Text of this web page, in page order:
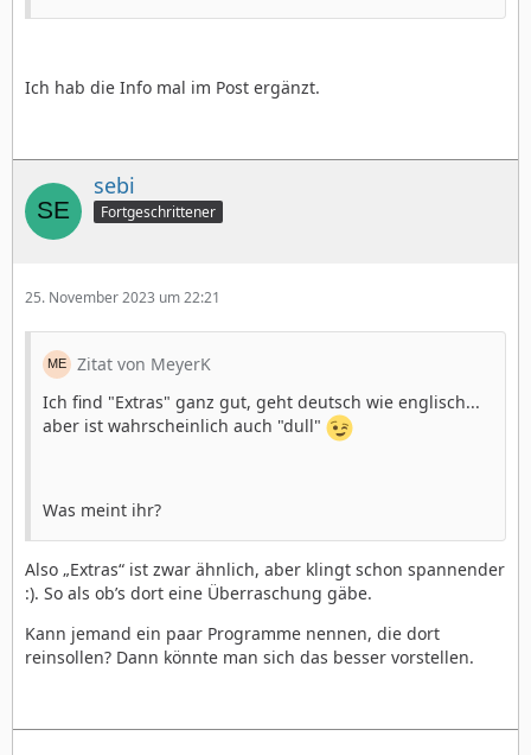
Ich hab die Info mal im Post ergänzt.
sebi
Fortgeschrittener
25. November 2023 um 22:21
Zitat von MeyerK
Ich find "Extras" ganz gut, geht deutsch wie englisch...
aber ist wahrscheinlich auch "dull"
Was meint ihr?
Also „Extras“ ist zwar ähnlich, aber klingt schon spannender
:). So als ob’s dort eine Überraschung gäbe.
Kann jemand ein paar Programme nennen, die dort
reinsollen? Dann könnte man sich das besser vorstellen.